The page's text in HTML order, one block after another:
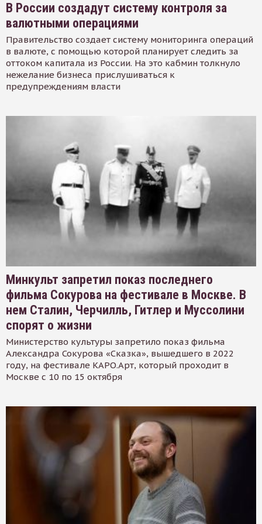
В России создадут систему контроля за
валютными операциями
Правительство создает систему мониторинга операций
в валюте, с помощью которой планирует следить за
оттоком капитала из России. На это кабмин толкнуло
нежелание бизнеса прислушиваться к
предупреждениям власти
Минкульт запретил показ последнего
фильма Сокурова на фестивале в Москве. В
нем Сталин, Черчилль, Гитлер и Муссолини
спорят о жизни
Министерство культуры запретило показ фильма
Александра Сокурова «Сказка», вышедшего в 2022
году, на фестивале КАРО.Арт, который проходит в
Москве с 10 по 15 октября